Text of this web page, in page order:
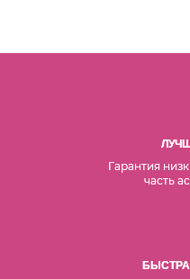
Гарантия
часть